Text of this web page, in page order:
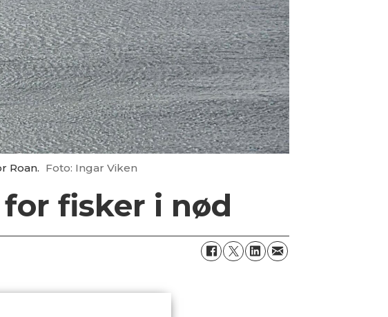
Roan. Foto: Ingar Viken
fisker i nød